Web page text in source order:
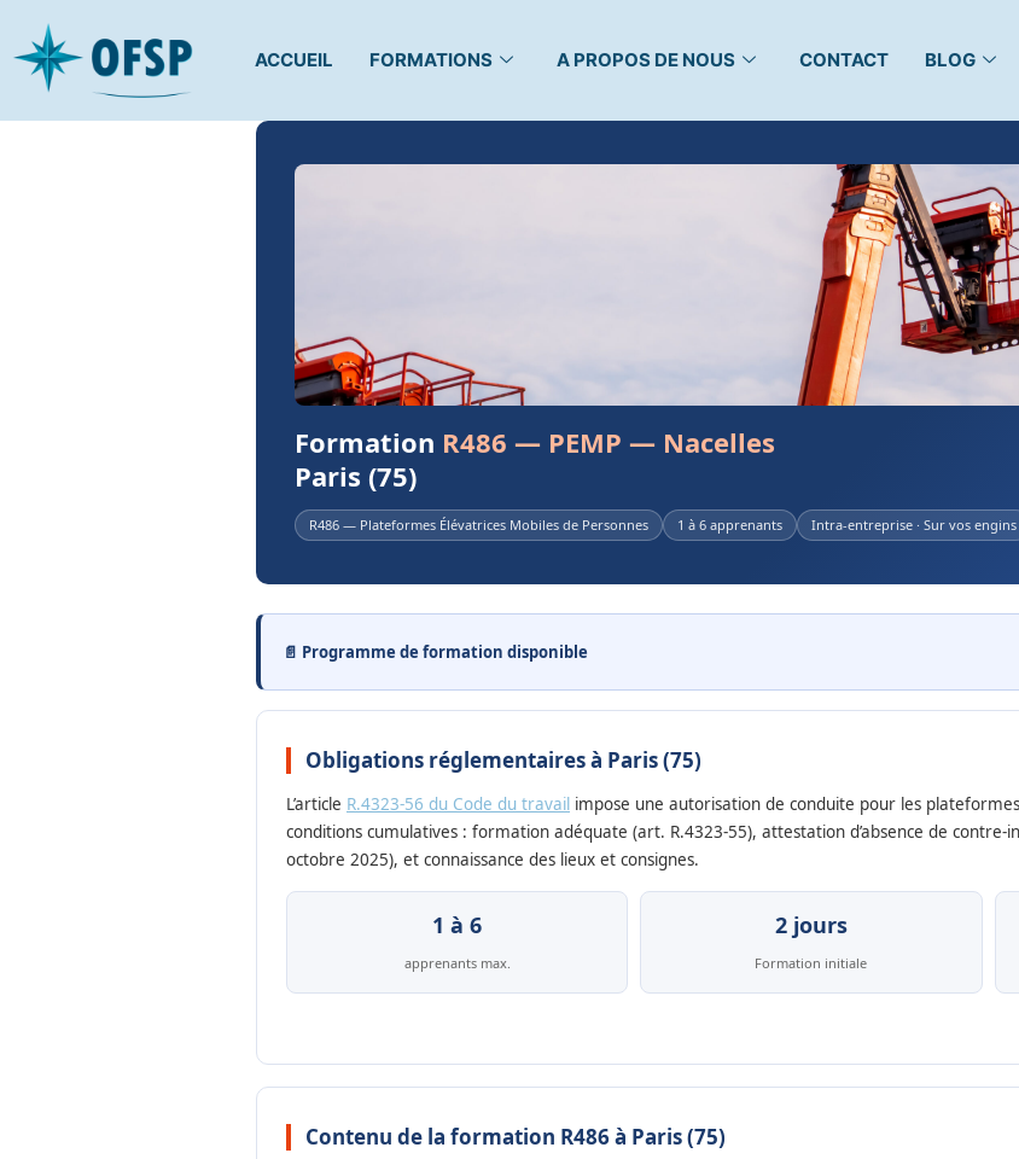
ACCUEIL FORMATIONS A PROPOS DE NOUS CONTACT BLOG
Formation R486 — PEMP — Nacelles
Paris (75)
R486 — Plateformes Élévatrices Mobiles de Personnes 1 à 6 apprenants Intra-entreprise · Sur vos engins
📄 Programme de formation disponible
Obligations réglementaires à Paris (75)
L’article R.4323-56 du Code du travail impose une autorisation de conduite pour les
conditions cumulatives : formation adéquate (art. R.4323-55), attestation d’absence de contre-
octobre 2025), et connaissance des lieux et consignes.
1 à 6
apprenants max.
2 jours
Formation initiale
Contenu de la formation R486 à Paris (75)